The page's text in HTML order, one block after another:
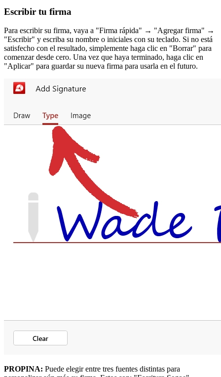
Escribir tu firma
Para escribir su firma, vaya a "Firma rápida" → "Agregar firma" →
"Escribir" y escriba su nombre o iniciales con su teclado. Si no está
satisfecho con el resultado, simplemente haga clic en "Borrar" para
comenzar desde cero. Una vez que haya terminado, haga clic en
"Aplicar" para guardar su nueva firma para usarla en el futuro.
PROPINA: Puede elegir entre tres fuentes distintas para